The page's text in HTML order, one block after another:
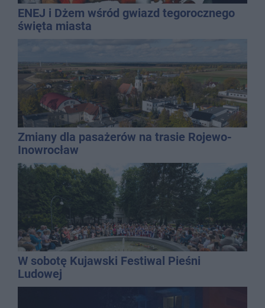
ENEJ i Dżem wśród gwiazd tegorocznego
święta miasta
Zmiany dla pasażerów na trasie Rojewo-
Inowrocław
W sobotę Kujawski Festiwal Pieśni
Ludowej